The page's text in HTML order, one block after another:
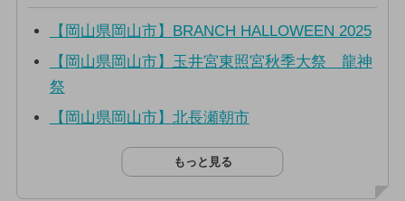
【岡山県岡山市】BRANCH HALLOWEEN 2025
【岡山県岡山市】玉井宮東照宮秋季大祭 龍神
祭
【岡山県岡山市】北長瀬朝市
もっと見る